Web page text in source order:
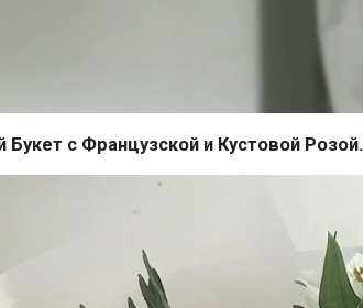
Букет с Французской и Кустовой Розой.